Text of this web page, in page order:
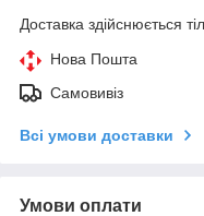
Доставка здійснюється
Нова Пошта
Самовивіз
Всі умови доставки
Умови оплати